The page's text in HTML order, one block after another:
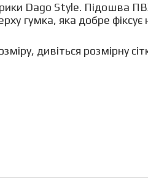
Dago Style. Підошва
гумка, яка добре
дивіться розмірну